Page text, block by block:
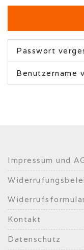
Passwort
Benutzername
Impressum und
Kontakt
Datenschutz